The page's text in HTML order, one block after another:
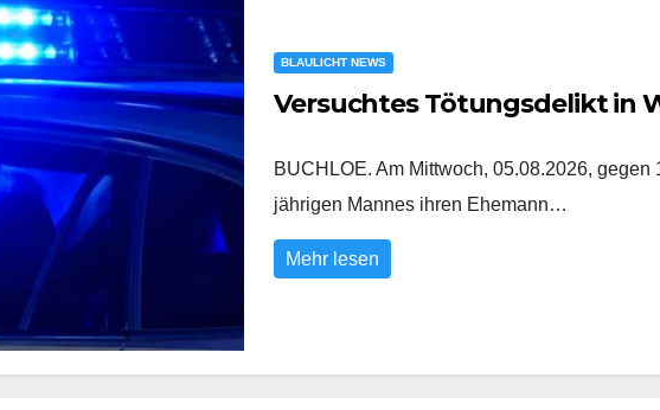
BLAULICHT NEWS
Versuchtes Tötungsdelikt in
BUCHLOE. Am Mittwoch, 05.08.2026,
jährigen Mannes ihren Ehemann…
Mehr lesen